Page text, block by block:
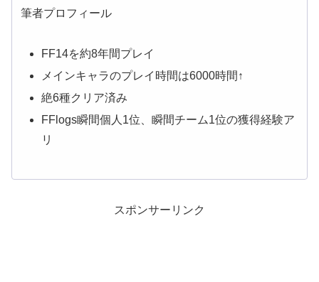
筆者プロフィール
FF14を約8年間プレイ
メインキャラのプレイ時間は6000時間↑
絶6種クリア済み
FFlogs瞬間個人1位、瞬間チーム1位の獲得経験ア
リ
スポンサーリンク